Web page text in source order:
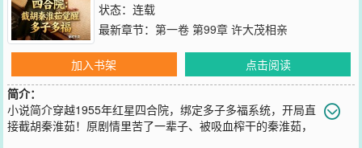
状态：连载
最新章节： 第一卷 第99章 许大茂相亲
加入书架
点击阅读
简介：
小说简介穿越1955年红星四合院，绑定多子多福系统，开局直
接截胡秦淮茹！原剧情里苦了一辈子、被吸血榨干的秦淮茹，